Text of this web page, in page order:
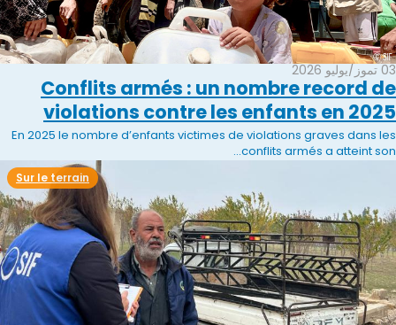
03 تموز/يوليو 2026
Conflits armés : un nombre record de
violations contre les enfants en 2025
En 2025 le nombre d’enfants victimes de violations graves dans les
conflits armés a atteint son...
Sur le terrain